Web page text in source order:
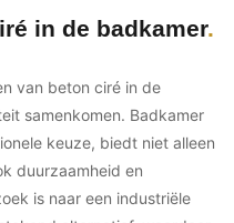
in de badkamer
van beton ciré in de
samenkomen. Badkamer
keuze, biedt niet alleen
duurzaamheid en
is naar een industriële